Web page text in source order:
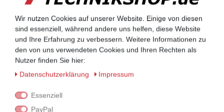
Kauf auf Rechnung nach
vorheriger Absprache möglich.
Behörden, Banken, Firmen, Bestandskunden,
öffentliche & staatliche Einrichtungen, Schulen,
Universitäten und Institute können bei uns auf
Rechnung bestellen.
Nehmen Sie dazu einfach telefonisch oder per
Wir nutzen Cookies auf unserer Website. Einige von diesen
sind essenziell, während andere uns helfen, diese Website
und Ihre Erfahrung zu verbessern. Weitere Informationen zu
den von uns verwendeten Cookies und Ihren Rechten als
Nutzer finden Sie hier:
Daten­schutz­erklärung
Impressum
Essenziell
PayPal